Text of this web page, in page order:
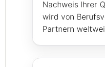
Nachweis Ihrer
wird von
Partnern